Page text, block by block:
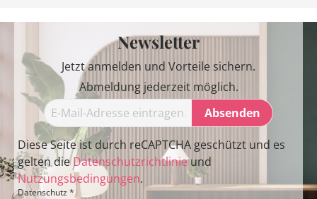
Newsletter
Jetzt anmelden und Vorteile sichern.
Abmeldung jederzeit möglich.
Absenden
Diese Seite ist durch reCAPTCHA geschützt und es
gelten dieDatenschutzrichtlinieund
Nutzungsbedingungen.
Datenschutz *